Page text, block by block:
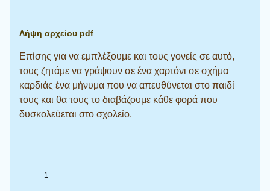
Λήψη αρχείου pdf
Επίσης για να εμπλέξουμε και τους γονείς σε αυτό,
τους ζητάμε να γράψουν σε ένα χαρτόνι σε σχήμα
καρδιάς ένα μήνυμα που να απευθύνεται στο παιδί
τους και θα τους το διαβάζουμε κάθε φορά που
δυσκολεύεται στο σχολείο.